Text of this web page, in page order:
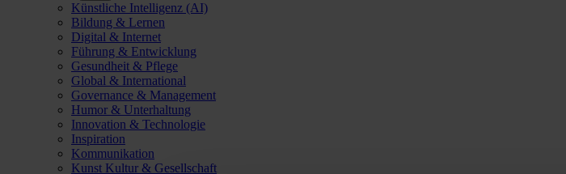
Künstliche Intelligenz (AI)
Bildung & Lernen
Digital & Internet
Führung & Entwicklung
Gesundheit & Pflege
Global & International
Governance & Management
Humor & Unterhaltung
Innovation & Technologie
Inspiration
Kommunikation
Kunst Kultur & Gesellschaft